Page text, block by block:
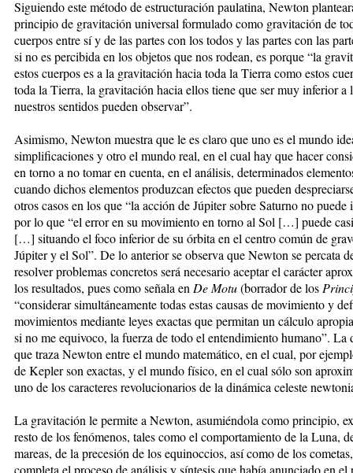
Siguiendo este método de estructuración paulatina, Newton
principio de gravitación universal formulado como gravitación de
cuerpos entre sí y de las partes con los todos y las partes con las
si no es percibida en los objetos que nos rodean, es porque “la
estos cuerpos es a la gravitación hacia toda la Tierra como estos
toda la Tierra, la gravitación hacia ellos tiene que ser muy inferior a
nuestros sentidos pueden observar”.
Asimismo, Newton muestra que le es claro que uno es el mundo
simplificaciones y otro el mundo real, en el cual hay que hacer
en torno a no tomar en cuenta, en el análisis, determinados
cuando dichos elementos produzcan efectos que pueden
otros casos en los que “la acción de Júpiter sobre Saturno no puede
por lo que “el error en su movimiento en torno al Sol […] puede
[…] situando el foco inferior de su órbita en el centro común de
Júpiter y el Sol”. De lo anterior se observa que Newton se percata
resolver problemas concretos será necesario aceptar el carácter
los resultados, pues como señala en De Motu(borrador de los
“considerar simultáneamente todas estas causas de movimiento y
movimientos mediante leyes exactas que permitan un cálculo
si no me equivoco, la fuerza de todo el entendimiento humano”. La
que traza Newton entre el mundo matemático, en el cual, por
de Kepler son exactas, y el mundo físico, en el cual sólo son
uno de los caracteres revolucionarios de la dinámica celeste
La gravitación le permite a Newton, asumiéndola como principio,
resto de los fenómenos, tales como el comportamiento de la Luna,
mareas, de la precesión de los equinoccios, así como de los
completa el proceso de análisis y síntesis que había anunciado en el